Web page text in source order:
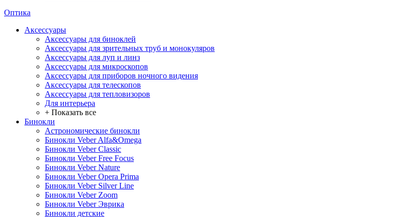
Оптика
Аксессуары
Аксессуары для биноклей
Аксессуары для зрительных труб и монокуляров
Аксессуары для луп и линз
Аксессуары для микроскопов
Аксессуары для приборов ночного видения
Аксессуары для телескопов
Аксессуары для тепловизоров
Для интерьера
+ Показать все
Бинокли
Астрономические бинокли
Бинокли Veber Alfa&Omega
Бинокли Veber Classic
Бинокли Veber Free Focus
Бинокли Veber Nature
Бинокли Veber Opera Prima
Бинокли Veber Silver Line
Бинокли Veber Zoom
Бинокли Veber Эврика
Бинокли детские